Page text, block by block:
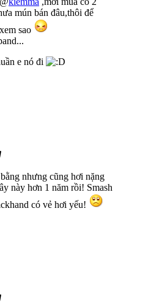
mún bán đâu,thôi để
sao
e nó đi
nhưng cũng hơi nặng
này hơn 1 năm rồi! Smash
có vẻ hơi yếu!